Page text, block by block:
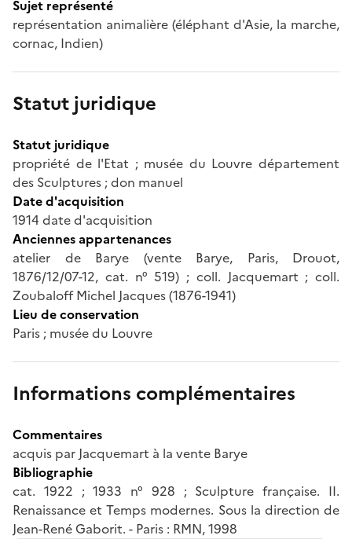
Sujet représenté
représentation animalière (éléphant d'Asie, la marche,
cornac, Indien)
Statut juridique
Statut juridique
propriété de l'Etat ; musée du Louvre département
des Sculptures ; don manuel
Date d'acquisition
1914 date d'acquisition
Anciennes appartenances
atelier de Barye (vente Barye, Paris, Drouot,
1876/12/07-12, cat. n° 519) ; coll. Jacquemart ; coll.
Zoubaloff Michel Jacques (1876-1941)
Lieu de conservation
Paris ; musée du Louvre
Informations complémentaires
Commentaires
acquis par Jacquemart à la vente Barye
Bibliographie
cat. 1922 ; 1933 n° 928 ; Sculpture française. II.
Renaissance et Temps modernes. Sous la direction de
Jean-René Gaborit. - Paris : RMN, 1998